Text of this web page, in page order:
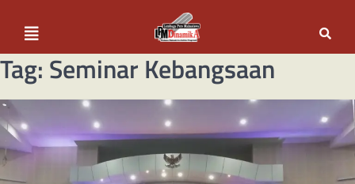
Tag: Seminar Kebangsaan